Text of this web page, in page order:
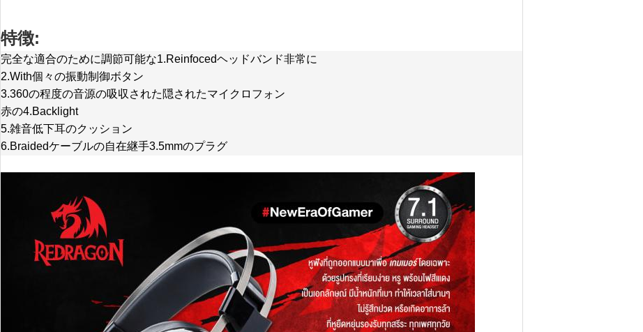
特徴:
完全な適合のために調節可能な1.Reinfocedヘッドバンド非常に
2.With個々の振動制御ボタン
3.360の程度の音源の吸収された隠されたマイクロフォン
赤の4.Backlight
5.雑音低下耳のクッション
6.Braidedケーブルの自在継手3.5mmのプラグ